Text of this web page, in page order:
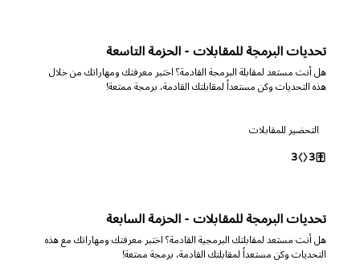
تحديات البرمجة للمقابلات - الحزمة التاسعة
هل أنت مستعد لمقابلة البرمجة القادمة؟ اختبر معرفتك ومهاراتك من خلال
هذه التحديات وكن مستعداً لمقابلتك القادمة، برمجة ممتعة!
التحضير للمقابلات
3
3
تحديات البرمجة للمقابلات - الحزمة السابعة
هل أنت مستعد لمقابلتك البرمجية القادمة؟ اختبر معرفتك ومهاراتك مع هذه
التحديات وكن مستعداً لمقابلتك القادمة، برمجة ممتعة!